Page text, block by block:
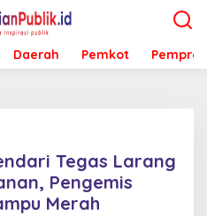
Daerah Pemkot Pemprov
Tegas Larang
Pengemis
Merah